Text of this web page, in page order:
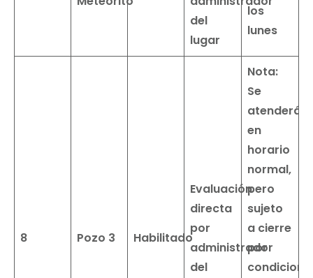
del
lugar
los
lunes
8 Pozo 3 Habilitado
Evaluación
directa
por
administrador
del
Nota:
Se
atenderá
en
horario
normal,
pero
sujeto
a cierre
por